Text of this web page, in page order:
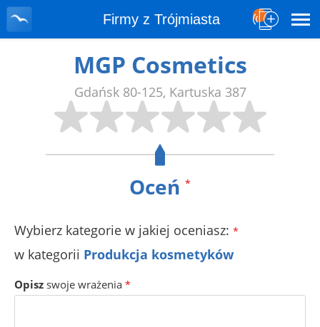
Firmy z Trójmiasta
MGP Cosmetics
Gdańsk 80-125, Kartuska 387
Oceń *
Wybierz kategorie w jakiej oceniasz: *
w kategorii Produkcja kosmetyków
Opisz swoje wrażenia *